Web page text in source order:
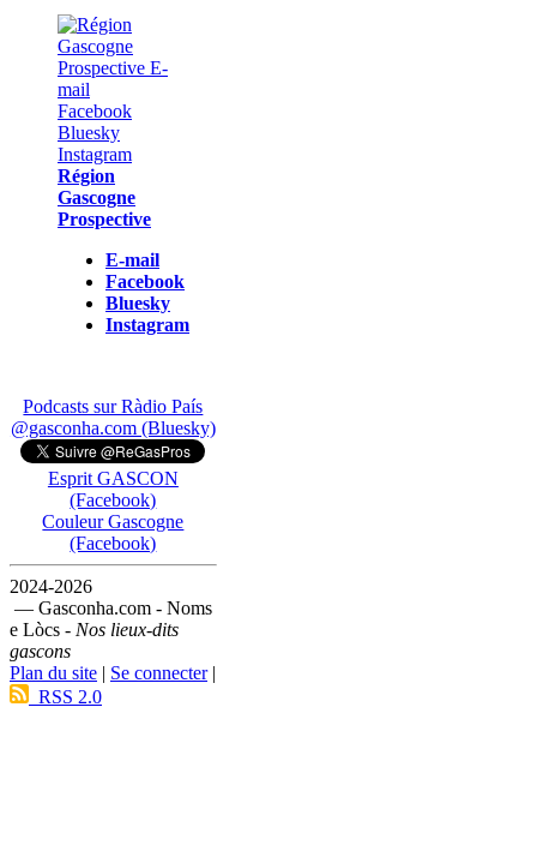
Région
Gascogne
Prospective
E-mail
Facebook
Bluesky
Instagram
Podcasts sur Ràdio País
@gasconha.com (Bluesky)
Esprit GASCON
(Facebook)
Couleur Gascogne
(Facebook)
2024-2026
— Gasconha.com - Noms
e Lòcs - Nos lieux-dits
gascons
Plan du site | Se connecter|
RSS 2.0